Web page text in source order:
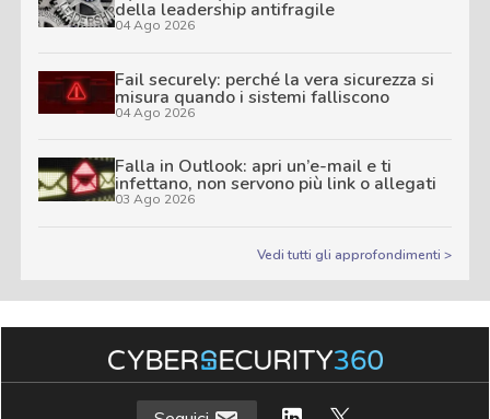
della leadership antifragile
04 Ago 2026
Fail securely: perché la vera sicurezza si
misura quando i sistemi falliscono
04 Ago 2026
Falla in Outlook: apri un’e-mail e ti
infettano, non servono più link o allegati
03 Ago 2026
Vedi tutti gli approfondimenti >